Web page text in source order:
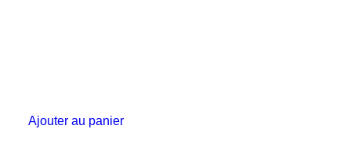
Ajouter au panier